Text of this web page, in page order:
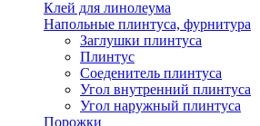
Клей для линолеума
Напольные плинтуса, фурнитура
Заглушки плинтуса
Плинтус
Соеденитель плинтуса
Угол внутренний плинтуса
Угол наружный плинтуса
Порожки